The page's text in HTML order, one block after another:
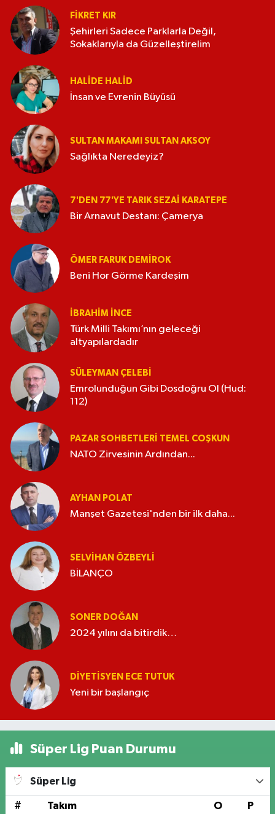
FIKRET KIR
Şehirleri Sadece Parklarla Değil,
Sokaklarıyla da Güzelleştirelim
HALIDE HALID
İnsan ve Evrenin Büyüsü
SULTAN MAKAMI SULTAN AKSOY
Sağlıkta Neredeyiz?
7'DEN 77'YE TARIK SEZAI KARATEPE
Bir Arnavut Destanı: Çamerya
ÖMER FARUK DEMIROK
Beni Hor Görme Kardeşim
İBRAHIM İNCE
Türk Milli Takımı’nın geleceği
altyapılardadır
SÜLEYMAN ÇELEBI
Emrolunduğun Gibi Dosdoğru Ol (Hud:
112)
PAZAR SOHBETLERI TEMEL COŞKUN
NATO Zirvesinin Ardından...
AYHAN POLAT
Manşet Gazetesi'nden bir ilk daha...
SELVIHAN ÖZBEYLI
BİLANÇO
SONER DOĞAN
2024 yılını da bitirdik…
DIYETISYEN ECE TUTUK
Yeni bir başlangıç
Süper Lig Puan Durumu
Süper Lig
# Takım O P